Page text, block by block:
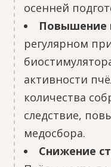
осенней
Повышение
регулярном
активности
количества
следствие,
медосбора.
Снижение